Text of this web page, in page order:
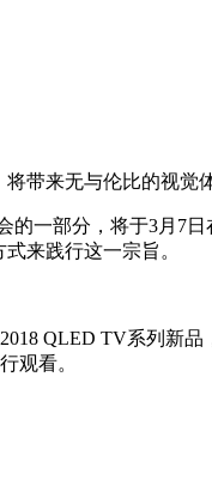
带来无与伦比的视觉
的一部分，将于3月
来践行这一宗旨。
QLED TV系列新
观看。